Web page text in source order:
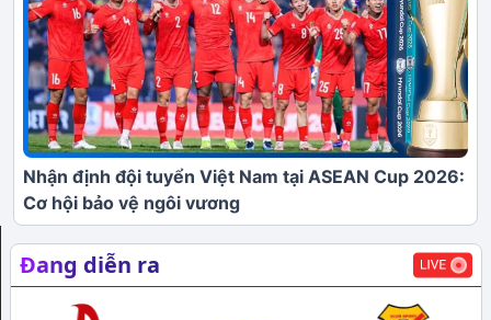
Nhận định đội tuyển Việt Nam tại ASEAN Cup 2026:
Cơ hội bảo vệ ngôi vương
Đang diễn ra